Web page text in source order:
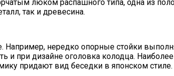
люком распашного типа, одна из
так и древесина.
нередко опорные стойки
при дизайне оголовка колодца.
придают вид беседки в японском стиле.